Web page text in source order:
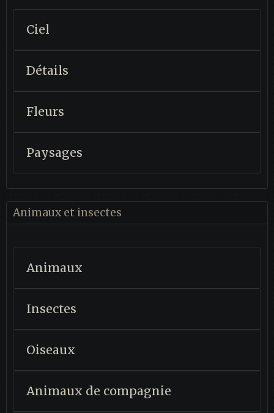
Ciel
Détails
Fleurs
Paysages
Animaux et insectes
Animaux
Insectes
Oiseaux
Animaux de compagnie